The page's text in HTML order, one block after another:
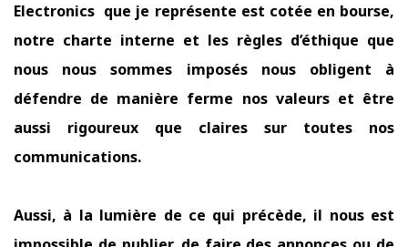
Electronics que je représente est cotée en bourse,
notre charte interne et les règles d’éthique que
nous nous sommes imposés nous obligent à
défendre de manière ferme nos valeurs et être
aussi rigoureux que claires sur toutes nos
communications.
Aussi, à la lumière de ce qui précède, il nous est